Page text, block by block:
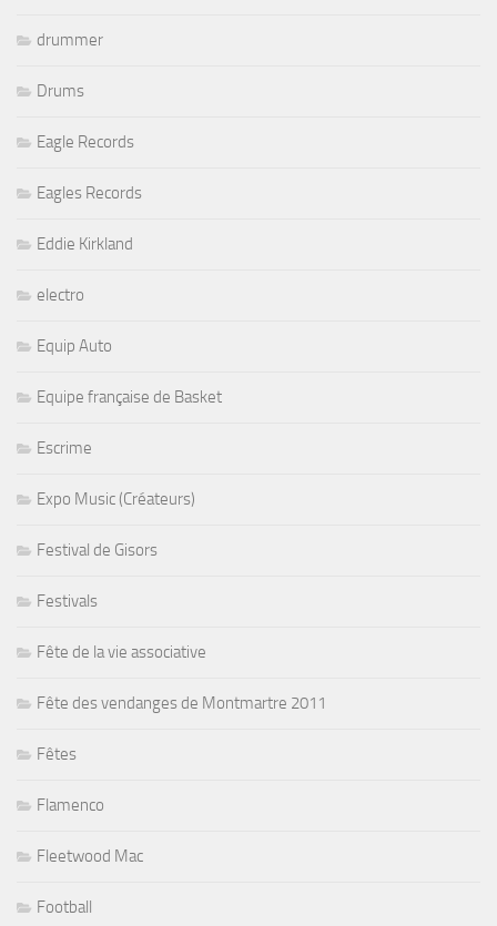
drummer
Drums
Eagle Records
Eagles Records
Eddie Kirkland
electro
Equip Auto
Equipe française de Basket
Escrime
Expo Music (Créateurs)
Festival de Gisors
Festivals
Fête de la vie associative
Fête des vendanges de Montmartre 2011
Fêtes
Flamenco
Fleetwood Mac
Football